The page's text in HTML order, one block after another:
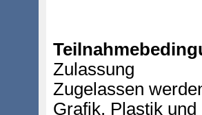
Zulassung
Zugelassen
Grafik, Plastik